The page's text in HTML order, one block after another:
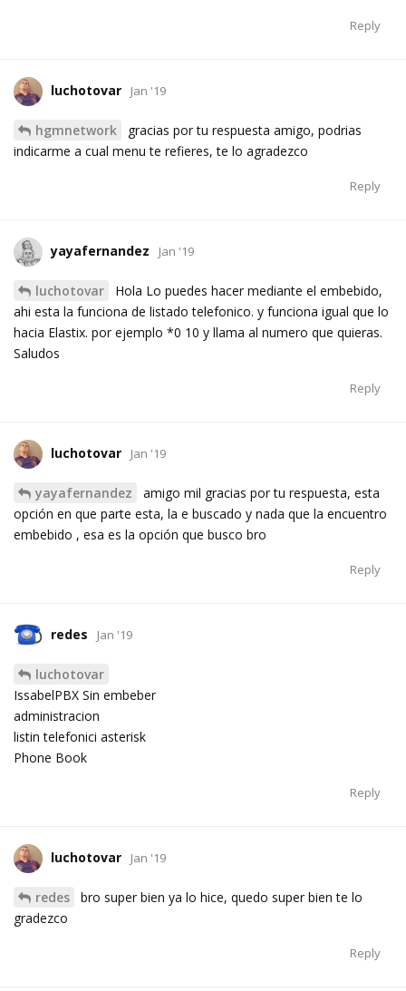
Reply
luchotovar Jan '19
hgmnetwork
gracias por tu respuesta amigo, podrias
indicarme a cual menu te refieres, te lo agradezco
Reply
yayafernandez Jan '19
luchotovar
Hola Lo puedes hacer mediante el embebido,
ahi esta la funciona de listado telefonico. y funciona igual que lo
hacia Elastix. por ejemplo *0 10 y llama al numero que quieras.
Saludos
Reply
luchotovar Jan '19
yayafernandez
amigo mil gracias por tu respuesta, esta
opción en que parte esta, la e buscado y nada que la encuentro
embebido , esa es la opción que busco bro
Reply
redes Jan '19
luchotovar
IssabelPBX Sin embeber
administracion
listin telefonici asterisk
Phone Book
Reply
luchotovar Jan '19
redes
bro super bien ya lo hice, quedo super bien te lo
gradezco
Reply